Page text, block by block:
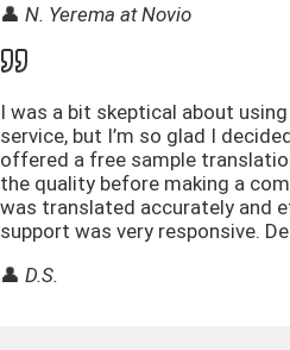
👤 N. Yerema at Novio
I was a bit skeptical about
service, but I’m so glad I
offered a free sample
the quality before making a
was translated accurately and
support was very responsive.
👤 D.S.